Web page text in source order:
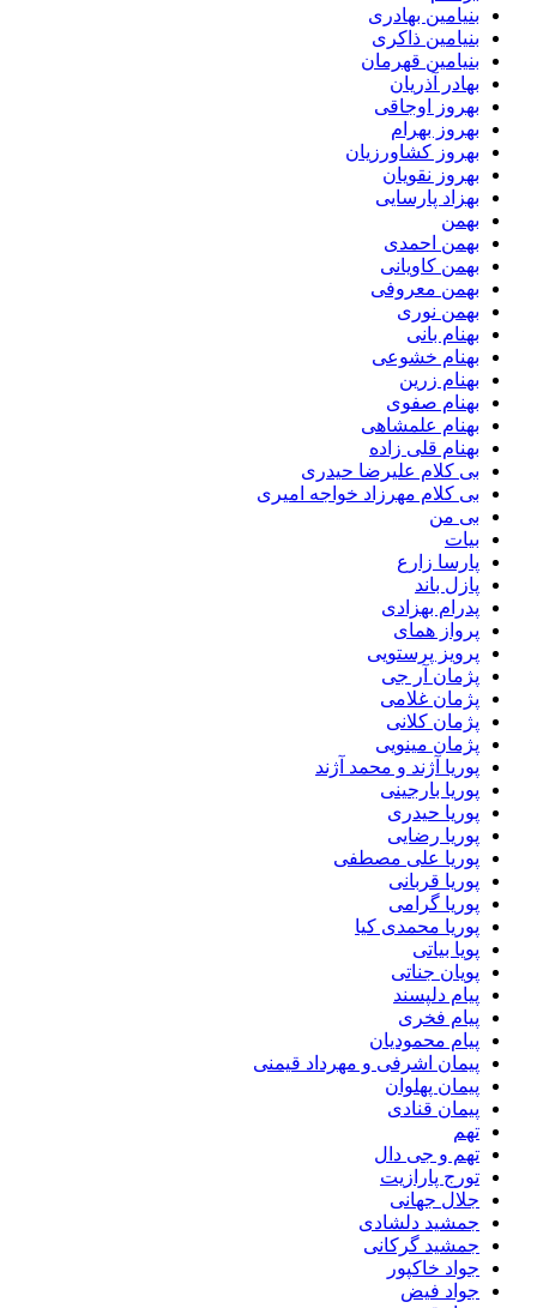
بنیامین بهادری
بنیامین ذاکری
بنیامین قهرمان
بهادر آذریان
بهروز اوجاقی
بهروز بهرام
بهروز کشاورزیان
بهروز نقویان
بهزاد پارسایی
بهمن
بهمن احمدی
بهمن کاویانی
بهمن معروفی
بهمن نوری
بهنام بانی
بهنام خشوعی
بهنام زرین
بهنام صفوی
بهنام علمشاهی
بهنام قلی زاده
بی کلام علیرضا حیدری
بی کلام مهرزاد خواجه امیری
بی من
بیات
پارسا زارع
پازل باند
پدرام بهزادی
پرواز همای
پرویز پرستویی
پژمان آر جی
پژمان غلامی
پژمان کلانی
پژمان مینویی
پوریا آژند و محمد آژند
پوریا بارجینی
پوریا حیدری
پوریا رضایی
پوریا علی مصطفی
پوریا قربانی
پوریا گرامی
پوریا محمدی کیا
پویا بیاتی
پویان جناتی
پیام دلپسند
پیام فخری
پیام محمودیان
پیمان اشرفی و مهرداد قیمنی
پیمان پهلوان
پیمان قنادی
تهم
تهم و جی دال
تورج پارازیت
جلال جهانی
جمشید دلشادی
جمشید گرکانی
جواد خاکپور
جواد فیض